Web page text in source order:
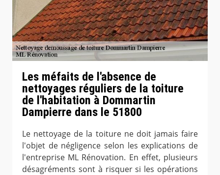
Les méfaits de l'absence de
nettoyages réguliers de la toiture
de l'habitation à Dommartin
Dampierre dans le 51800
Le nettoyage de la toiture ne doit jamais faire
l'objet de négligence selon les explications de
l'entreprise ML Rénovation. En effet, plusieurs
désagréments sont à risquer si les opérations